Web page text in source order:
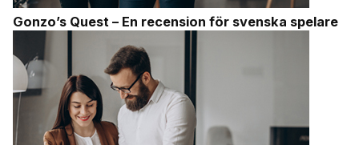
Gonzo’s Quest – En recension för svenska spelare